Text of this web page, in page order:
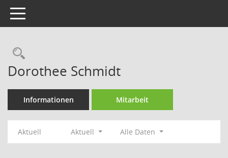
Toggle navigation
Rechercheauswahl
Dorothee Schmidt
Informationen Mitarbeit
Aktuell Aktuell Alle Daten